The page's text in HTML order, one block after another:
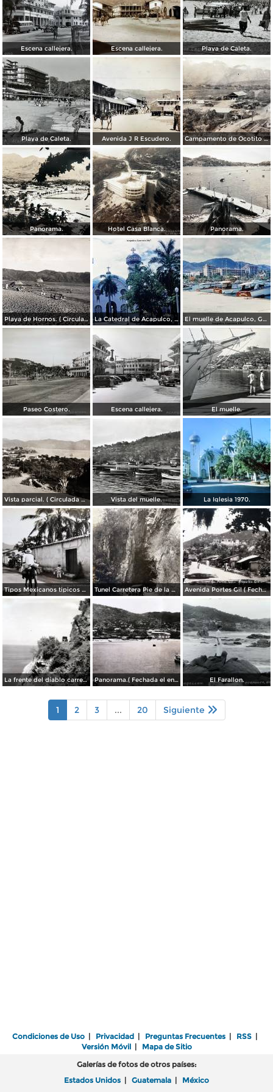
Escena callejera. Escena callejera. Playa de Caleta.
Playa de Caleta. Avenida J R Escudero. Campamento de Ocotito Carretera de Mexico-Acapulco.
Panorama. Hotel Casa Blanca. Panorama.
Playa de Hornos. ( Circulada el 21 de Marzo de 1940 ). La Catedral de Acapulco, Guerrero 1967. El muelle de Acapulco, Guerrero 1967.
Paseo Costero. Escena callejera. El muelle.
Vista parcial. ( Circulada el 23 de Mayo de 1935 ). Vista del muelle. La Iglesia 1970.
Tipos Mexicanos tipicos aguadores.. Tunel Carretera Pie de la Cuesta Acapulco . Avenida Portes Gil ( Fechada el en 1931 ).
La frente del diablo carretera Acapulo a Pie de La Cuesta ( Fechada el en 1931 ). Panorama.( Fechada el en 1931 ). El Farallon.
1 2 3 ... 20 Siguiente
Condiciones de Uso | Privacidad | Preguntas Frecuentes | RSS |
Versión Móvil| Mapa de Sitio
Galerías de fotos de otros países:
Estados Unidos | Guatemala | México